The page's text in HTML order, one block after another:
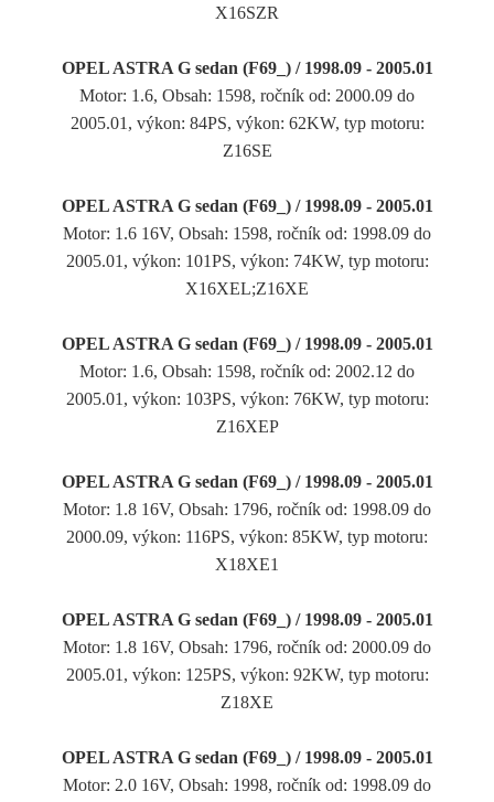
X16SZR
OPEL ASTRA G sedan (F69_) / 1998.09 - 2005.01
Motor: 1.6, Obsah: 1598, ročník od: 2000.09 do
2005.01, výkon: 84PS, výkon: 62KW, typ motoru:
Z16SE
OPEL ASTRA G sedan (F69_) / 1998.09 - 2005.01
Motor: 1.6 16V, Obsah: 1598, ročník od: 1998.09 do
2005.01, výkon: 101PS, výkon: 74KW, typ motoru:
X16XEL;Z16XE
OPEL ASTRA G sedan (F69_) / 1998.09 - 2005.01
Motor: 1.6, Obsah: 1598, ročník od: 2002.12 do
2005.01, výkon: 103PS, výkon: 76KW, typ motoru:
Z16XEP
OPEL ASTRA G sedan (F69_) / 1998.09 - 2005.01
Motor: 1.8 16V, Obsah: 1796, ročník od: 1998.09 do
2000.09, výkon: 116PS, výkon: 85KW, typ motoru:
X18XE1
OPEL ASTRA G sedan (F69_) / 1998.09 - 2005.01
Motor: 1.8 16V, Obsah: 1796, ročník od: 2000.09 do
2005.01, výkon: 125PS, výkon: 92KW, typ motoru:
Z18XE
OPEL ASTRA G sedan (F69_) / 1998.09 - 2005.01
Motor: 2.0 16V, Obsah: 1998, ročník od: 1998.09 do